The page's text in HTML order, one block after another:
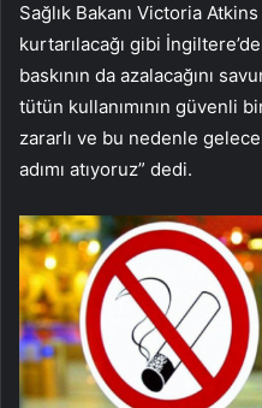
Sağlık Bakanı Victoria
kurtarılacağı gibi
baskının da azalacağını
tütün kullanımının güvenli
zararlı ve bu nedenle
adımı atıyoruz” dedi.